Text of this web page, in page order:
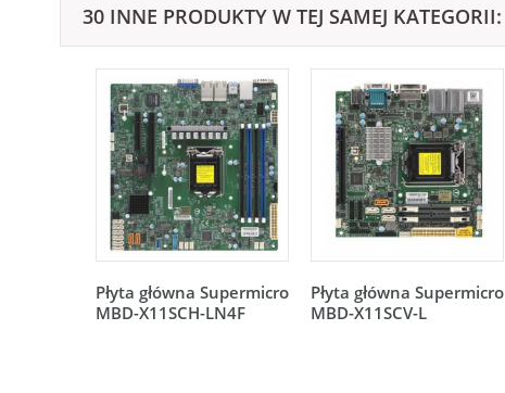
30 INNE PRODUKTY W TEJ SAMEJ KATEGORII:
Płyta główna Supermicro
MBD-X11SCH-LN4F
Płyta główna Supermicro
MBD-X11SCV-L